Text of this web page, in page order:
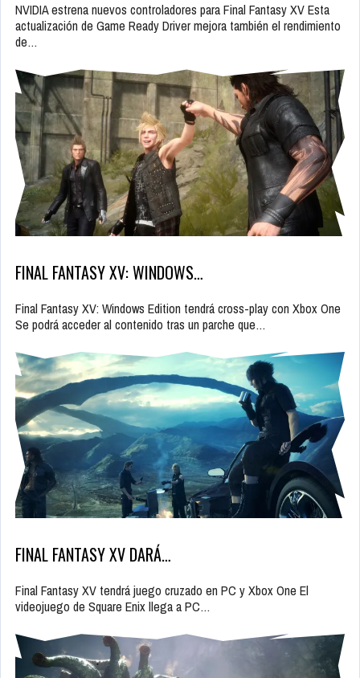
NVIDIA estrena nuevos controladores para Final Fantasy XV Esta
actualización de Game Ready Driver mejora también el rendimiento
de…
FINAL FANTASY XV: WINDOWS…
Final Fantasy XV: Windows Edition tendrá cross-play con Xbox One
Se podrá acceder al contenido tras un parche que…
FINAL FANTASY XV DARÁ…
Final Fantasy XV tendrá juego cruzado en PC y Xbox One El
videojuego de Square Enix llega a PC…